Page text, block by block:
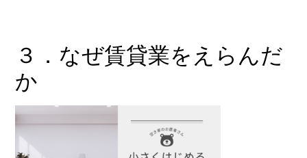
３．なぜ賃貸業をえらんだ
か